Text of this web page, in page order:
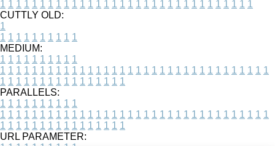
1 1 1 1 1 1 1 1 1 1 1 1 1 1 1 1 1 1 1 1 1 1 1 1 1 1 1 1 1 1 1 1
CUTTLY OLD:
1
1 1 1 1 1 1 1 1 1 1
MEDIUM:
1 1 1 1 1 1 1 1 1 1
1 1 1 1 1 1 1 1 1 1 1 1 1 1 1 1 1 1 1 1 1 1 1 1 1 1 1 1 1 1 1 1 1 1
1 1 1 1 1 1 1 1 1 1 1 1 1 1 1 1
PARALLELS:
1 1 1 1 1 1 1 1 1 1
1 1 1 1 1 1 1 1 1 1 1 1 1 1 1 1 1 1 1 1 1 1 1 1 1 1 1 1 1 1 1 1 1 1
1 1 1 1 1 1 1 1 1 1 1 1 1 1 1 1
URL PARAMETER: